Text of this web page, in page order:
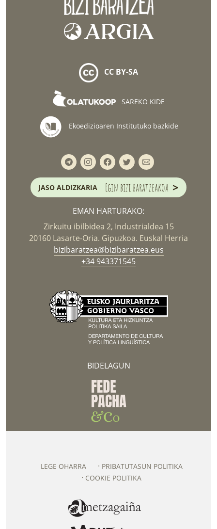
CC BY-SA
SAREKO KIDE
Ekoedizioaren Institutuko bazkide
JASO ALDIZKARIA Egin bizi baratzeakoa >
EMAN HARTURAKO:
Zirkuitu ibilbidea 2, Industrialdea 15
20160 Lasarte-Oria. Gipuzkoa. Euskal Herria
bizibaratzea@bizibaratzea.eus
+34 943371545
BIDELAGUN
LEGE OHARRA
PRIBATUTASUN POLITIKA
COOKIE POLITIKA